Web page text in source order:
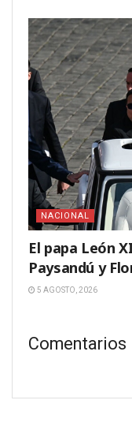
NACIONAL
El papa León
Paysandú y
5 AGOSTO, 2026
Comentarios